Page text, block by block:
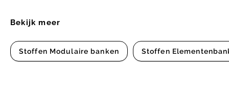
Bekijk meer
Stoffen Modulaire banken Stoffen